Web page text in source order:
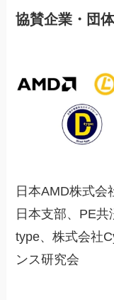
協賛企業・団
日本AMD株式会
日本支部、PE
type、株式会社
ンス研究会